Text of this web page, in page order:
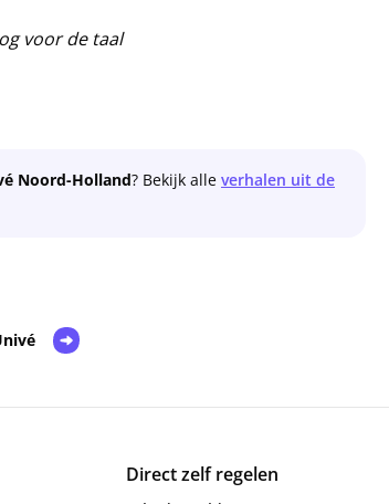
voor de taal
Noord-Holland? Bekijk alle verhalen uit de
Direct zelf regelen